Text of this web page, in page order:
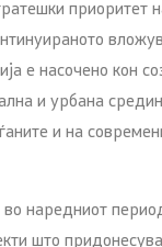
приоритет
е насочено кон
и урбана
и на
наредниот
што